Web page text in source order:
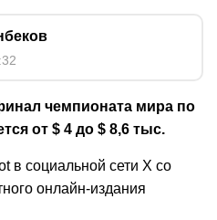
чемпионата мира по
от $ 4 до $ 8,6 тыс.
в социальной сети X со
онлайн-издания